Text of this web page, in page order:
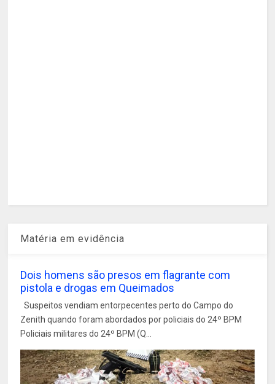
Matéria em evidência
Dois homens são presos em flagrante com
pistola e drogas em Queimados
Suspeitos vendiam entorpecentes perto do Campo do
Zenith quando foram abordados por policiais do 24º BPM
Policiais militares do 24º BPM (Q...